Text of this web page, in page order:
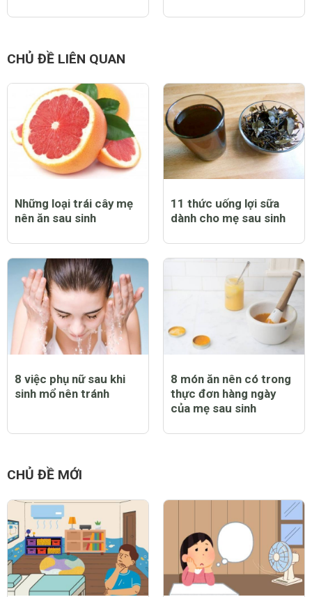
CHỦ ĐỀ LIÊN QUAN
Những loại trái cây mẹ
nên ăn sau sinh
11 thức uống lợi sữa
dành cho mẹ sau sinh
8 việc phụ nữ sau khi
sinh mổ nên tránh
8 món ăn nên có trong
thực đơn hàng ngày
của mẹ sau sinh
CHỦ ĐỀ MỚI